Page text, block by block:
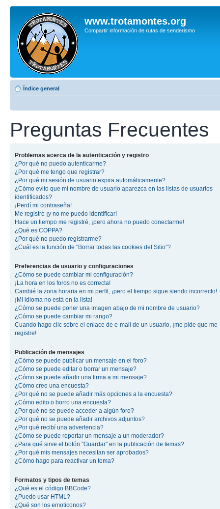
www.trotamontes.org
Compartir información de rutas de senderismo
Índice general
Preguntas Frecuentes
Problemas acerca de la autenticación y registro
¿Por qué no puedo autenticarme?
¿Por qué me tengo que registrar?
¿Por qué mi sesión de usuario expira automáticamente?
¿Cómo evito que mi nombre de usuario aparezca en las listas de usuarios
identificados?
¡Perdí mi contraseña!
Me registré ¡y no me puedo identificar!
Hace un tiempo me registré, ¡pero ahora no puedo conectarme!
¿Qué es COPPA?
¿Por qué no puedo registrarme?
¿Cuál es la función de "Borrar todas las cookies del Sitio"?
Preferencias de usuario y configuraciones
¿Cómo se puede cambiar mi configuración?
¡La hora en los foros no es correcta!
Cambié la zona horaria en mi perfil, ¡pero el tiempo sigue siendo incorrecto!
¡Mi idioma no está en la lista!
¿Cómo se puede poner una imagen abajo de mi nombre de usuario?
¿Cómo se puede cambiar mi rango?
Cuando hago clic sobre el enlace de e-mail de un usuario, ¡me pide que me
registre!
Publicación de mensajes
¿Cómo se puede publicar un mensaje en el foro?
¿Cómo se puede editar o borrar un mensaje?
¿Cómo se puede añadir una firma a mi mensaje?
¿Cómo creo una encuesta?
¿Por qué no se puede añadir más opciones a la encuesta?
¿Cómo edito o borro una encuesta?
¿Por qué no se puede acceder a algún foro?
¿Por qué no se puede añadir archivos adjuntos?
¿Por qué recibí una advertencia?
¿Cómo se puede reportar un mensaje a un moderador?
¿Para qué sirve el botón "Guardar" en la publicación de temas?
¿Por qué mis mensajes necesitan ser aprobados?
¿Cómo hago para reactivar un tema?
Formatos y tipos de temas
¿Qué es el código BBCode?
¿Puedo usar HTML?
¿Qué son los emoticonos?